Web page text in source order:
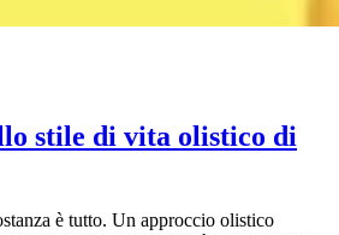
stile di vita olistico di
è tutto. Un approccio olistico